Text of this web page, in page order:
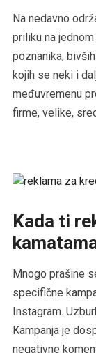
Na nedavno
priliku na
poznanika,
kojih se neki i
međuvremenu
firme, velike,
Kada ti
Mnogo prašine
specifične
Instagram.
Kampanja je
negativne